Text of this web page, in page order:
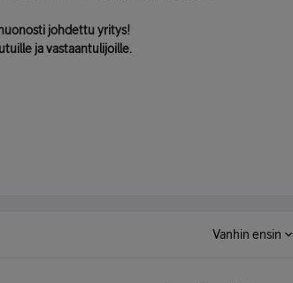
johdettu yritys!
ja vastaantulijoille.
Vanhin ensin